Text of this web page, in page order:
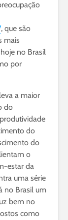
, que são
mais
no Brasil
por
a maior
do
do
do
o
estar da
uma série
no Brasil um
bem no
como